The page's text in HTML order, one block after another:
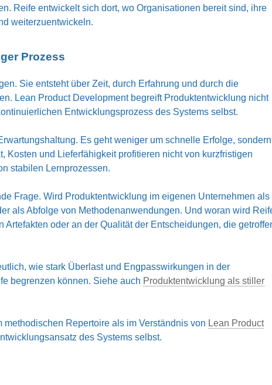
Reife entwickelt sich dort, wo Organisationen bereit sind, ihre
weiterzuentwickeln.
Prozess
Sie entsteht über Zeit, durch Erfahrung und durch die
Lean Product Development begreift Produktentwicklung nicht
Entwicklungsprozess des Systems selbst.
Es geht weniger um schnelle Erfolge, sondern
Kosten und Lieferfähigkeit profitieren nicht von kurzfristigen
stabilen Lernprozessen.
Frage. Wird Produktentwicklung im eigenen Unternehmen als
als Abfolge von Methodenanwendungen. Und woran wird
Artefakten oder an der Qualität der Entscheidungen, die
wie stark Überlast und Engpasswirkungen in der
begrenzen können. Siehe auch Produktentwicklung als stiller
methodischen Repertoire als im Verständnis von Lean Product
des Systems selbst.